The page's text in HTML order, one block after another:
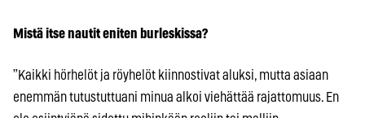
Mistä itse nautit eniten burleskissa?
”Kaikki hörhelöt ja röyhelöt kiinnostivat aluksi, mutta asiaan
enemmän tutustuttuani minua alkoi viehättää rajattomuus. En